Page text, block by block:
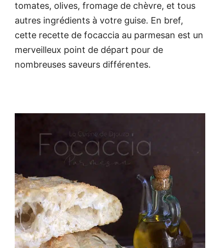
tomates, olives, fromage de chèvre, et tous
autres ingrédients à votre guise. En bref,
cette recette de focaccia au parmesan est un
merveilleux point de départ pour de
nombreuses saveurs différentes.